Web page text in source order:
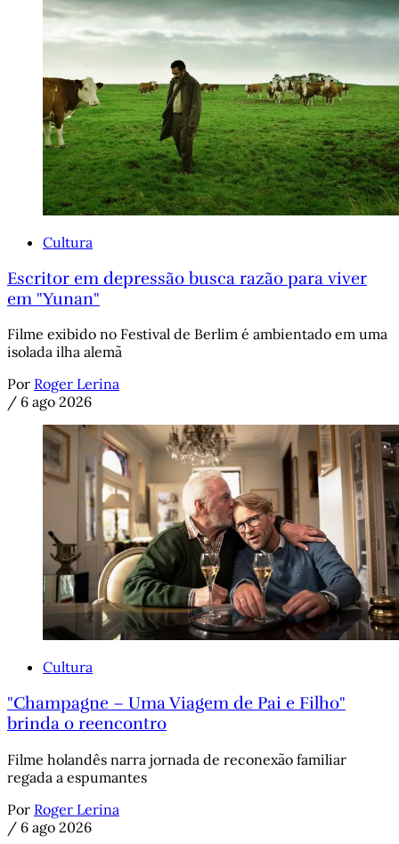
Cultura
Escritor em depressão busca razão para viver
em "Yunan"
Filme exibido no Festival de Berlim é ambientado em uma
isolada ilha alemã
Por Roger Lerina
/ 6 ago 2026
Cultura
"Champagne – Uma Viagem de Pai e Filho"
brinda o reencontro
Filme holandês narra jornada de reconexão familiar
regada a espumantes
Por Roger Lerina
/ 6 ago 2026